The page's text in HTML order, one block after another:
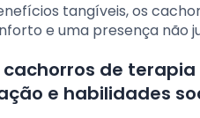
tangíveis, os
e uma presença não
cachorros de
e habilidades